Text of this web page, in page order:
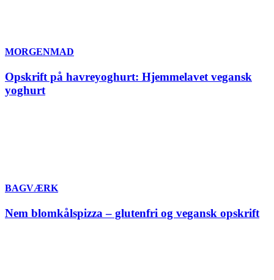
MORGENMAD
Opskrift på havreyoghurt: Hjemmelavet vegansk
yoghurt
BAGVÆRK
Nem blomkålspizza – glutenfri og vegansk opskrift